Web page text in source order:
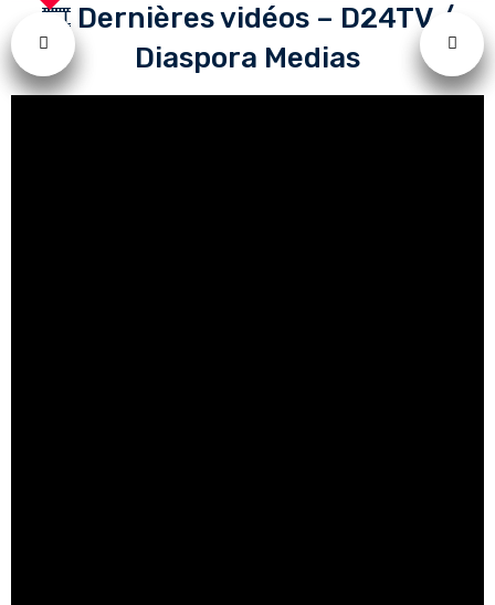
🎞️ Dernières vidéos – D24TV /
Diaspora Medias